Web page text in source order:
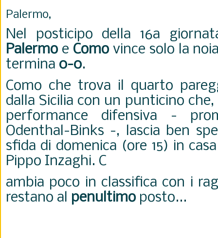
Palermo,
Nel posticipo della 16a
Palermoe Comovince solo la
termina 0-0.
Como che trova il quarto
dalla Sicilia con un punticino
performance difensiva -
Odenthal-Binks -, lascia ben
sfida di domenica (ore 15) in
Pippo Inzaghi. C
ambia poco in classifica con i
restano al penultimoposto...